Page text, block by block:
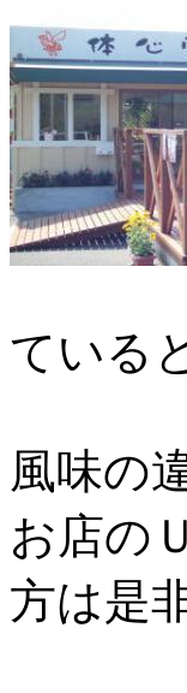
ている
風味の
お店の
方は是